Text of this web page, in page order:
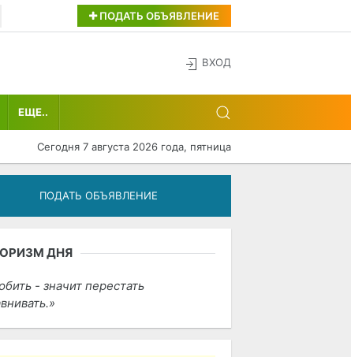
ПОДАТЬ ОБЪЯВЛЕНИЕ
ВХОД
ЕЩЕ..
Сегодня 7 августа 2026 года, пятница
ПОДАТЬ ОБЪЯВЛЕНИЕ
ДНЯ
- значит перестать